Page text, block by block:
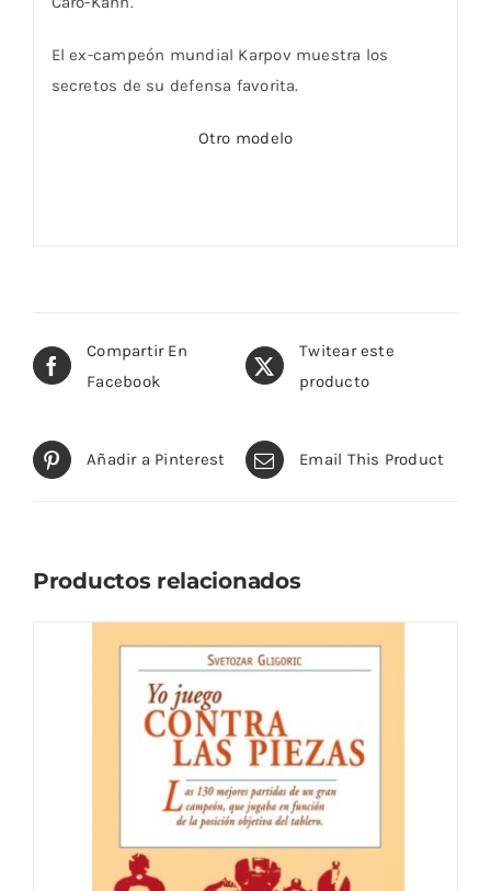
El ex-campeón mundial Karpov muestra los
secretos de su defensa favorita.
Otro modelo
Compartir En
Facebook
Twitear este
producto
Añadir a Pinterest Email This Product
Productos relacionados